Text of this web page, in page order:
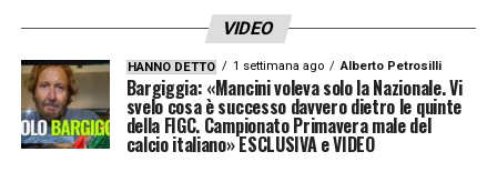
fondamentale per affrontare la prossima
stagione con ambizioni nazionali ed europee.
LA PLAYLIST DELLE NOSTRE TOP NEWS
VIDEO
HANNO DETTO 1 settimana ago Alberto Petrosilli
Bargiggia: «Mancini voleva solo la Nazionale. Vi
svelo cosa è successo davvero dietro le quinte
della FIGC. Campionato Primavera male del
calcio italiano» ESCLUSIVA e VIDEO